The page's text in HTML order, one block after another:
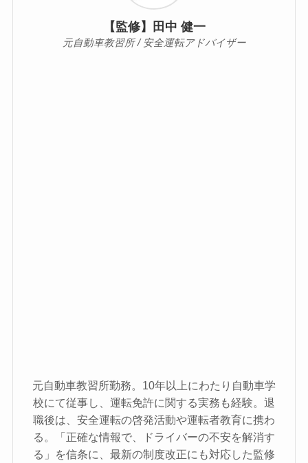
【監修】田中 健一
元自動車教習所 / 安全運転アドバイザー
元自動車教習所勤務。10年以上にわたり自動車学
校にて従事し、運転免許に関する実務も経験。退
職後は、安全運転の啓発活動や運転者教育に携わ
る。「正確な情報で、ドライバーの不安を解消す
る」を信条に、最新の制度改正にも対応した監修